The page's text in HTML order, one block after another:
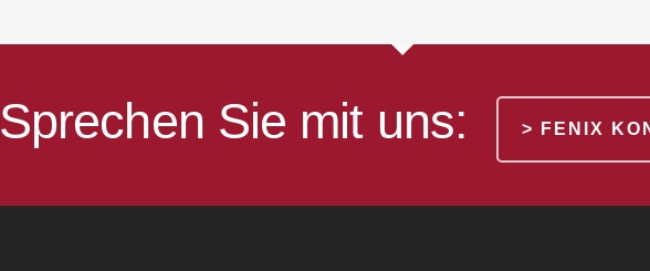
Sprechen Sie mit uns: > FENIX